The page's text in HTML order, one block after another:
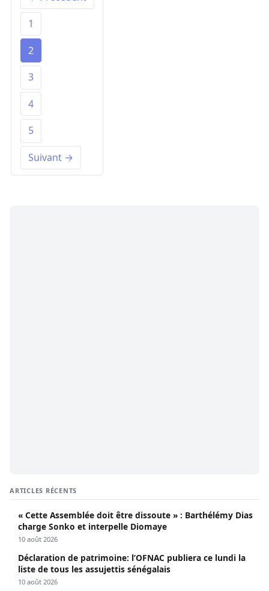
1
2
3
4
5
Suivant →
ARTICLES RÉCENTS
« Cette Assemblée doit être dissoute » : Barthélémy Dias
charge Sonko et interpelle Diomaye
10 août 2026
Déclaration de patrimoine: l’OFNAC publiera ce lundi la
liste de tous les assujettis sénégalais
10 août 2026